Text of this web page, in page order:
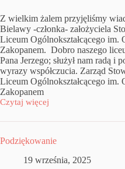
Z wielkim żalem przyjęliśmy
Bielawy -członka- założyciela
Liceum Ogólnokształcącego im.
Zakopanem. Dobro naszego
Pana Jerzego; służył nam radą i
wyrazy współczucia. Zarząd
Liceum Ogólnokształcącego im.
Zakopanem
Czytaj więcej
Jerzy
Podziękowanie
19 września, 2025